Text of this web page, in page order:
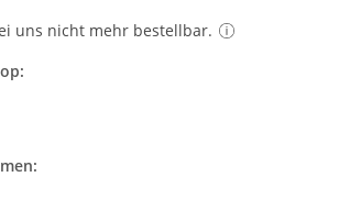
uns nicht mehr bestellbar.